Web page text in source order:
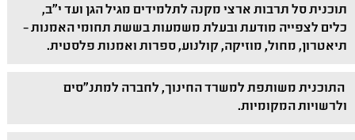
תוכנית סל תרבות ארצי מקנה לתלמידים מגיל הגן ועד י"ב,
כלים לצפייה מודעת ובעלת משמעות בששת תחומי האמנות –
תיאטרון, מחול, מוזיקה, קולנוע, ספרות ואמנות פלסטית.
התוכנית משותפת למשרד החינוך, לחברה למתנ"סים
ולרשויות המקומיות.